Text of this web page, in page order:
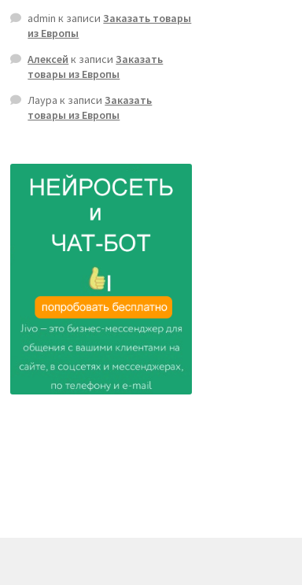
admin к записиЗаказать товары
из Европы
Алексей к записиЗаказать
товары из Европы
Лаура к записиЗаказать
товары из Европы